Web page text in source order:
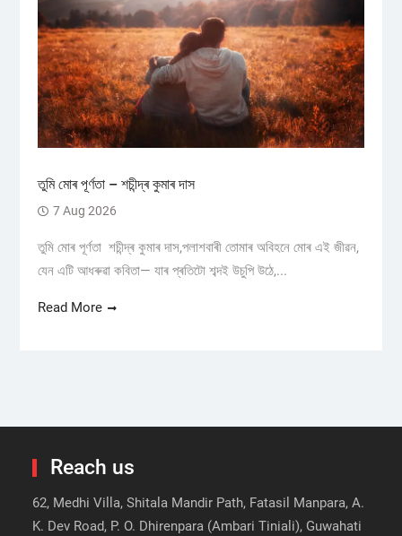
তুমি মোৰ পূৰ্ণতা – শচীন্দ্ৰ কুমাৰ দাস
7 Aug 2026
তুমি মোৰ পূৰ্ণতা শচীন্দ্ৰ কুমাৰ দাস,পলাশবাৰী তোমাৰ অবিহনে মোৰ এই জীৱন,
যেন এটি আধৰুৱা কবিতা— যাৰ প্ৰতিটো শব্দই উচুপি উঠে,...
Read More
Reach us
62, Medhi Villa, Shitala Mandir Path, Fatasil Manpara, A.
K. Dev Road, P. O. Dhirenpara (Ambari Tiniali), Guwahati